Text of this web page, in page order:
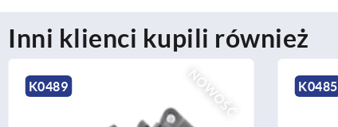
Inni klienci kupili również
NOWOŚĆ
K0489 K0485